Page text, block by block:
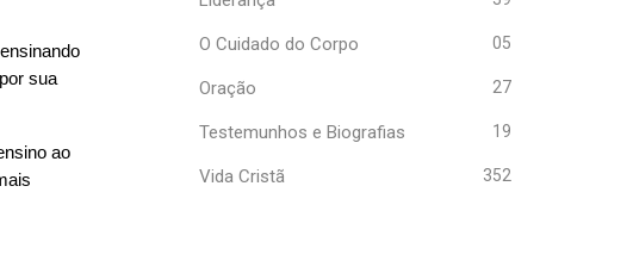
sua
ao
O Cuidado do Corpo 05
Oração 27
Testemunhos e Biografias 19
Vida Cristã 352